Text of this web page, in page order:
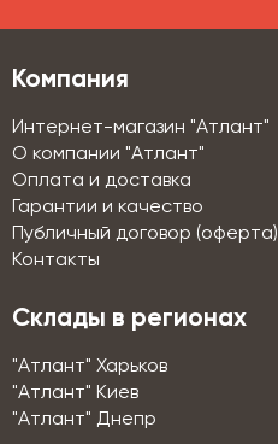
Компания
Интернет-магазин "Атлант"
О компании "Атлант"
Оплата и доставка
Гарантии и качество
Публичный договор (оферта)
Контакты
Склады в регионах
"Атлант" Харьков
"Атлант" Киев
"Атлант" Днепр